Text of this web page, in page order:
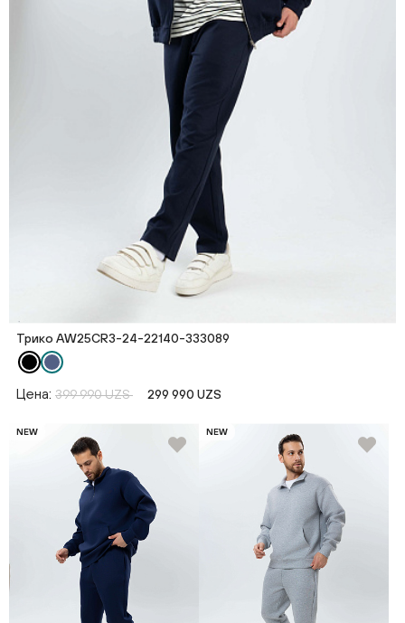
Трико AW25CR3-24-22140-333089
Цена: 399 990 UZS 299 990 UZS
NEW NEW